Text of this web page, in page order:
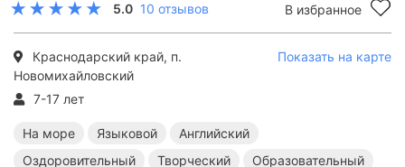
5.0 10 отзывов В избранное
Краснодарский край, п.
Новомихайловский
Показать на карте
7-17 лет
На море Языковой
Английский
Оздоровительный
Творческий
Образовательный
Английские лагеря в Краснодарском крае
Творческие лагеря в Краснодарском крае
Тематические лагеря в Краснодарском крае